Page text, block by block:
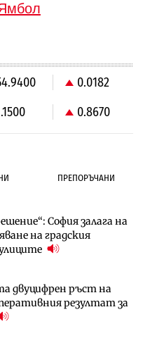
0.0182
0.8670
ПРЕПОРЪЧАНИ
София залага на
на градския
двуцифрен ръст на
резултат за
избра изпълнител за
на трамвайното
над 150 устройства с
през август
над 150 устройства с
през август
на цените